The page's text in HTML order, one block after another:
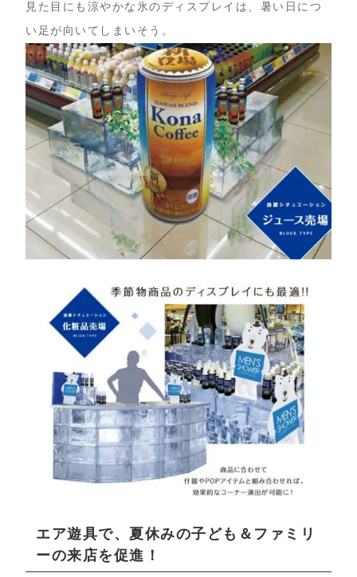
見た目にも涼やかな氷のディスプレイは、暑い日につ
い足が向いてしまいそう。
エア遊具で、夏休みの子ども＆ファミリ
ーの来店を促進！